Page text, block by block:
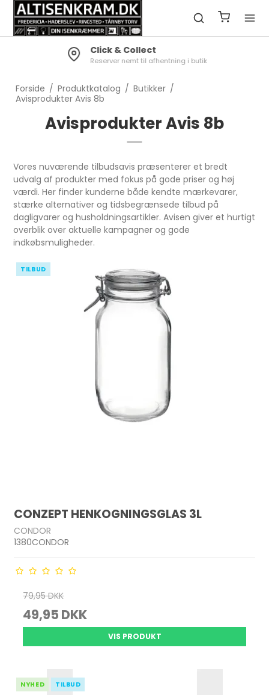
Click & Collect
Reserver nemt til afhentning i butik
Forside / Produktkatalog / Butikker /
Avisprodukter Avis 8b
Avisprodukter Avis 8b
Vores nuværende tilbudsavis præsenterer et bredt
udvalg af produkter med fokus på gode priser og høj
værdi. Her finder kunderne både kendte mærkevarer,
stærke alternativer og tidsbegrænsede tilbud på
dagligvarer og husholdningsartikler. Avisen giver et hurtigt
overblik over aktuelle kampagner og gode
indkøbsmuligheder.
TILBUD
CONZEPT HENKOGNINGSGLAS 3L
CONDOR
1380CONDOR
79,95 DKK
49,95 DKK
VIS PRODUKT
NYHED TILBUD